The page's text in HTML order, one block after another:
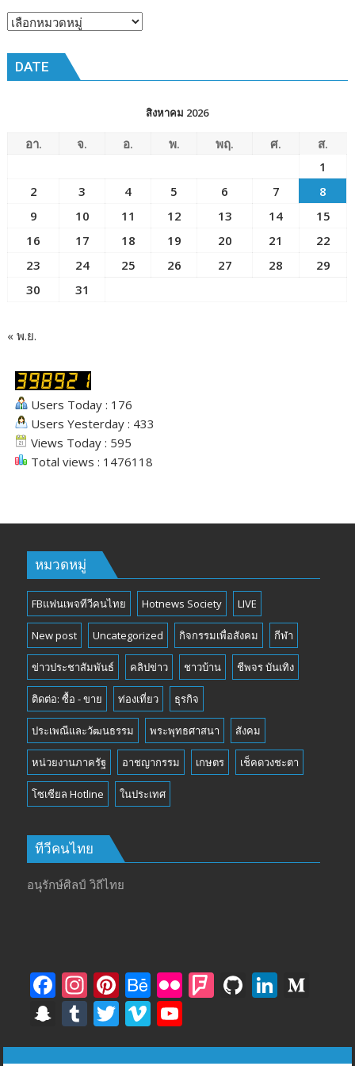
หัวข้อ
DATE
สิงหาคม 2026
อา. จ. อ. พ. พฤ. ศ.
ส.
1
2
3 4 5 6 7
8
9
10 11 12 13 14
15
16
17 18 19 20 21
22
23
24 25 26 27 28
29
30
31
« พ.ย.
Users Today : 176
Users Yesterday : 433
Views Today : 595
Total views : 1476118
หมวดหมู่
FBแฟนเพจทีวีคนไทย Hotnews Society LIVE
New post Uncategorized กิจกรรมเพื่อสังคม กีฬา
ข่าวประชาสัมพันธ์ คลิปข่าว ชาวบ้าน ชีพจร บันเทิง
ติดต่อ: ซื้อ - ขาย ท่องเที่ยว ธุรกิจ
ประเพณีและวัฒนธรรม พระพุทธศาสนา สังคม
หน่วยงานภาครัฐ อาชญากรรม เกษตร เช็คดวงชะตา
โซเซียล Hotline ในประเทศ
ทีวีคนไทย
อนุรักษ์ศิลป์ วิถีไทย
F
ac
e
In
st
a
Pi
nt
er
B
e
h
Fli F Gi Li
S
n
T
u
T
w
Vi
m o